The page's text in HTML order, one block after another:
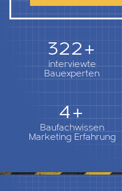
362+
interviewte
Bauexperten
5+
Baufachwissen
Marketing Erfahrung